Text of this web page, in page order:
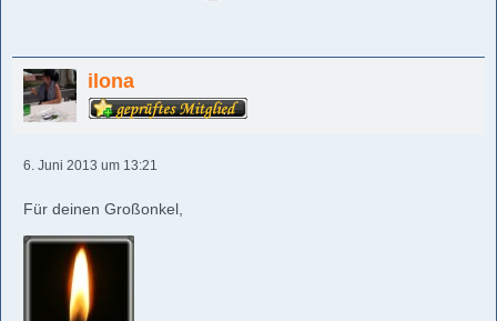
ilona
6. Juni 2013 um 13:21
Für deinen Großonkel,